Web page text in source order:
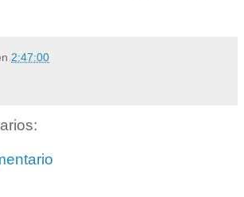
2:47:00